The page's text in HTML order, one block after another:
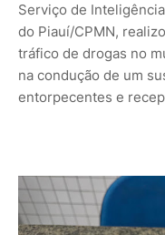
Serviço de
do Piauí/CPMN,
tráfico de drogas no
na condução de um
entorpecentes e